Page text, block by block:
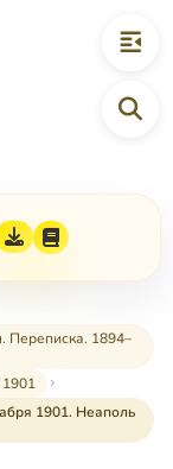
Переписка. 1894–
1901. Неаполь